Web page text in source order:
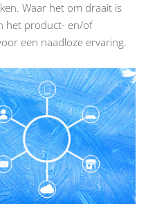
Waar het om draait is
het product- en/of
een naadloze ervaring.